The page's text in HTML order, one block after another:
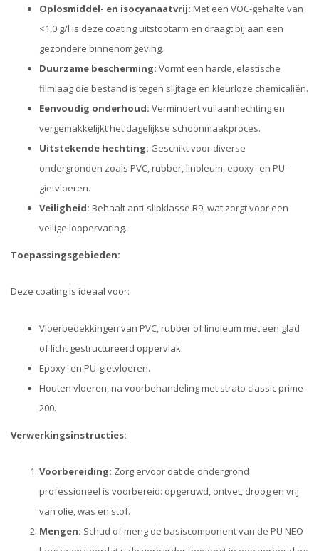
Oplosmiddel- en isocyanaatvrij: Met een VOC-gehalte van
<1,0 g/l is deze coating uitstootarm en draagt bij aan een
gezondere binnenomgeving.
Duurzame bescherming: Vormt een harde, elastische
filmlaag die bestand is tegen slijtage en kleurloze chemicaliën.
Eenvoudig onderhoud: Vermindert vuilaanhechting en
vergemakkelijkt het dagelijkse schoonmaakproces.
Uitstekende hechting: Geschikt voor diverse
ondergronden zoals PVC, rubber, linoleum, epoxy- en PU-
gietvloeren.
Veiligheid: Behaalt anti-slipklasse R9, wat zorgt voor een
veilige loopervaring.
Toepassingsgebieden:
Deze coating is ideaal voor:
Vloerbedekkingen van PVC, rubber of linoleum met een glad
of licht gestructureerd oppervlak.
Epoxy- en PU-gietvloeren.
Houten vloeren, na voorbehandeling met strato classic prime
200.
Verwerkingsinstructies:
Voorbereiding: Zorg ervoor dat de ondergrond
professioneel is voorbereid: opgeruwd, ontvet, droog en vrij
van olie, was en stof.
Mengen: Schud of meng de basiscomponent van de PU NEO